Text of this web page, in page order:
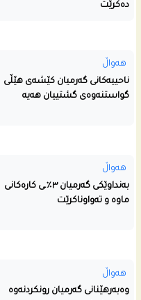
دەکرێت
هەواڵ
ناحییه‌كانى گه‌رمیان كێشه‌ى هێڵى
گواستنه‌وه‌ى گشتییان هه‌یه‌
هەواڵ
بەنداوێکی گەرمیان ٣٪ـی کارەکانی
ماوە و تەواوناکرێت
هەواڵ
وەبەرهێنانی گەرمیان رونکردنەوە